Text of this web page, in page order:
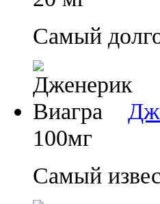
Самый
100мг
Самый